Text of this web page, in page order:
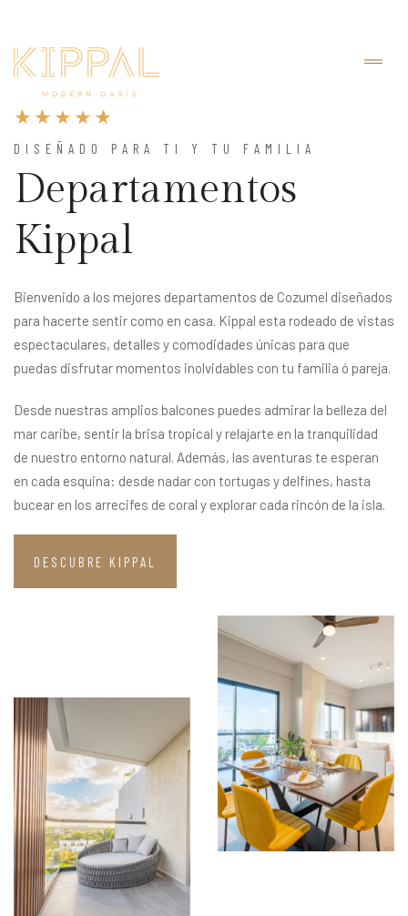
DISEÑADO PARA TI Y TU FAMILIA
Departamentos
Kippal
Bienvenido a los mejores departamentos de Cozumel diseñados
para hacerte sentir como en casa. Kippal esta rodeado de vistas
espectaculares, detalles y comodidades únicas para que
puedas disfrutar momentos inolvidables con tu familia ó pareja.
Desde nuestras amplios balcones puedes admirar la belleza del
mar caribe, sentir la brisa tropical y relajarte en la tranquilidad
de nuestro entorno natural. Además, las aventuras te esperan
en cada esquina: desde nadar con tortugas y delfines, hasta
bucear en los arrecifes de coral y explorar cada rincón de la isla.
DESCUBRE KIPPAL